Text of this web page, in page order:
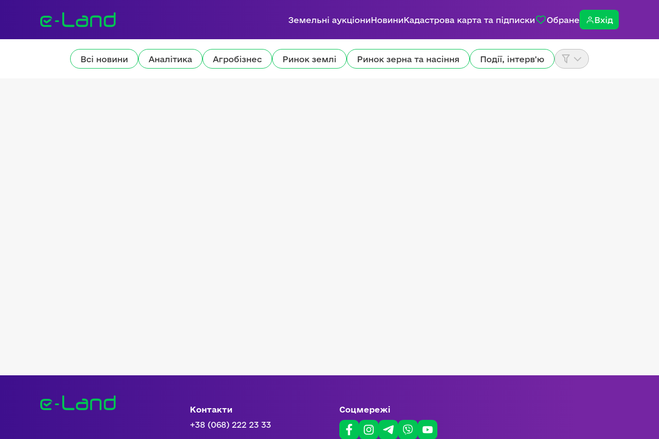
Земельні аукціониНовиниКадастрова карта та підписки Обране Вхід
Всі новини Аналітика Агробізнес Ринок землі Ринок зерна та насіння Події, інтерв'ю
Контакти
+38 (068) 222 23 33
Соцмережі